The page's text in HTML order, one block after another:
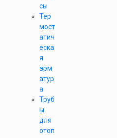
сы
Тер
мост
атич
еска
я
арм
атур
а
Труб
ы
для
отоп